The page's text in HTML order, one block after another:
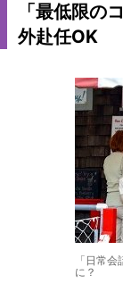
「最低限の
外赴任OK
「日常
に？